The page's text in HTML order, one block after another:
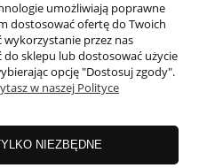
I DOSTAWA
umożliwiają poprawne
dostosować ofertę do Twoich
przez nas
sklepu lub dostosować użycie
opcję "Dostosuj zgody".
w naszej Polityce
NIEZBĘDNE